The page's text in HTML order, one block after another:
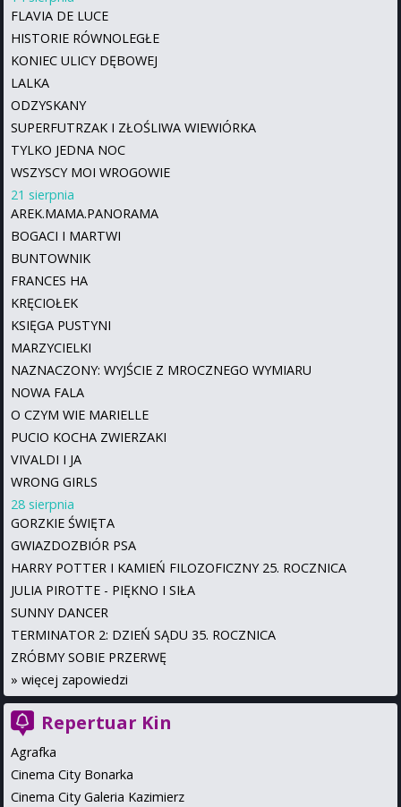
FLAVIA DE LUCE
HISTORIE RÓWNOLEGŁE
KONIEC ULICY DĘBOWEJ
LALKA
ODZYSKANY
SUPERFUTRZAK I ZŁOŚLIWA WIEWIÓRKA
TYLKO JEDNA NOC
WSZYSCY MOI WROGOWIE
21 sierpnia
AREK.MAMA.PANORAMA
BOGACI I MARTWI
BUNTOWNIK
FRANCES HA
KRĘCIOŁEK
KSIĘGA PUSTYNI
MARZYCIELKI
NAZNACZONY: WYJŚCIE Z MROCZNEGO WYMIARU
NOWA FALA
O CZYM WIE MARIELLE
PUCIO KOCHA ZWIERZAKI
VIVALDI I JA
WRONG GIRLS
28 sierpnia
GORZKIE ŚWIĘTA
GWIAZDOZBIÓR PSA
HARRY POTTER I KAMIEŃ FILOZOFICZNY 25. ROCZNICA
JULIA PIROTTE - PIĘKNO I SIŁA
SUNNY DANCER
TERMINATOR 2: DZIEŃ SĄDU 35. ROCZNICA
ZRÓBMY SOBIE PRZERWĘ
» więcej zapowiedzi
Repertuar Kin
Agrafka
Cinema City Bonarka
Cinema City Galeria Kazimierz